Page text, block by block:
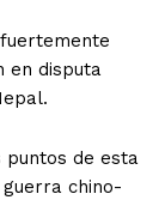
en disputa
puntos de esta
chino-